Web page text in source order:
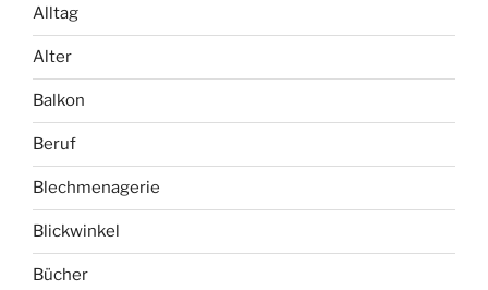
Alltag
Alter
Balkon
Beruf
Blechmenagerie
Blickwinkel
Bücher